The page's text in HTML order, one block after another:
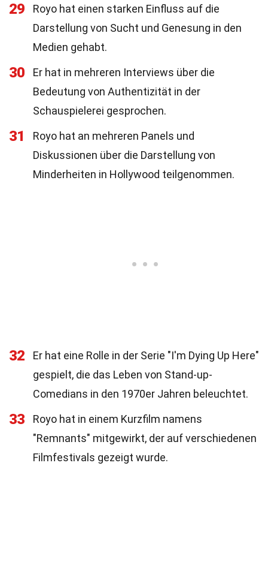
29
Royo hat einen starken Einfluss auf die
Darstellung von Sucht und Genesung in den
Medien gehabt.
30
Er hat in mehreren Interviews über die
Bedeutung von Authentizität in der
Schauspielerei gesprochen.
31
Royo hat an mehreren Panels und
Diskussionen über die Darstellung von
Minderheiten in Hollywood teilgenommen.
32
Er hat eine Rolle in der Serie "I'm Dying Up Here"
gespielt, die das Leben von Stand-up-
Comedians in den 1970er Jahren beleuchtet.
33
Royo hat in einem Kurzfilm namens
"Remnants" mitgewirkt, der auf verschiedenen
Filmfestivals gezeigt wurde.